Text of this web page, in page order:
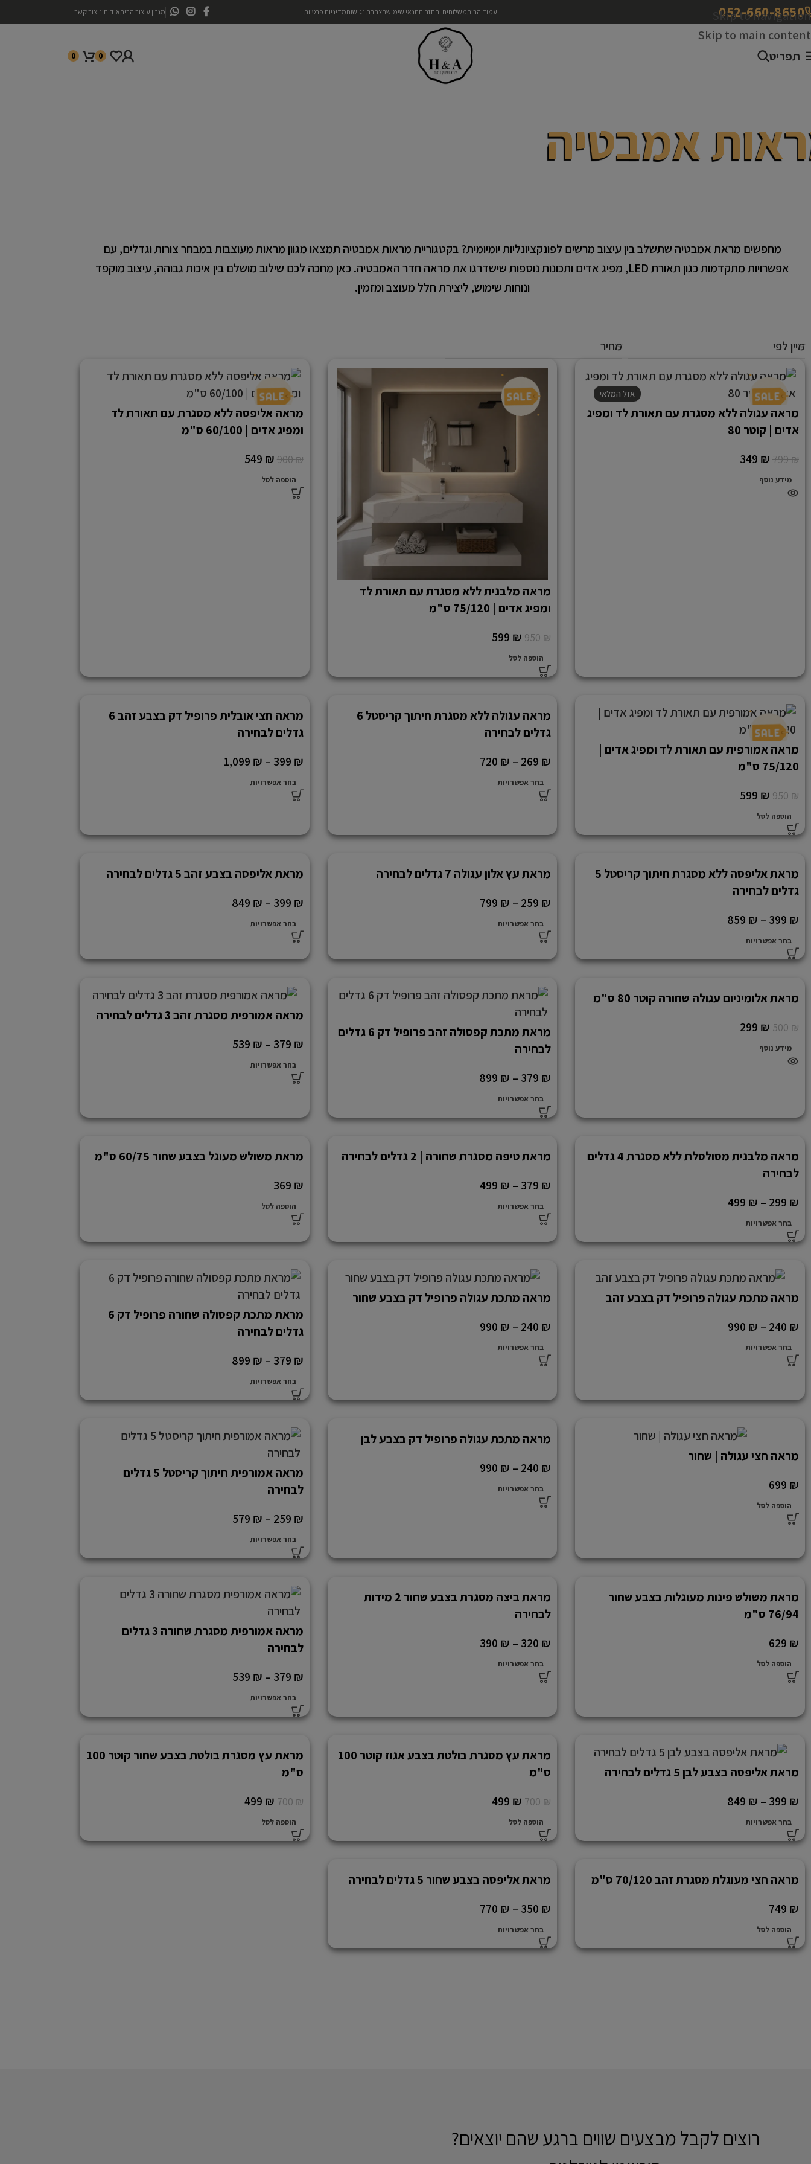
Skip to navigation
Skip to main content
052-660-8650 עמוד הביתמשלוחים והחזרותתנאי שימושהצהרת נגישותמדיניות פרטיות מגזין עיצוב הביתאודותינוצור קשר
תפריט 0
0
אמבטיה
מחפשים מראת אמבטיה שתשלב בין עיצוב מרשים לפונקציונליות יומיומית? בקטגוריית מראות אמבטיה תמצאו מגוון מראות מעוצבות במבחר צורות וגדלים, עם
אפשרויות מתקדמות כגון תאורת LED, מפיג אדים ותכונות נוספות שישדרגו את מראה חדר האמבטיה. כאן מחכה לכם שילוב מושלם בין איכות גבוהה, עיצוב מוקפד
ונוחות שימוש, ליצירת חלל מעוצב ומזמין.
מיין לפי מחיר
אזל המלאי
מראה עגולה ללא מסגרת עם תאורת לד ומפיג
אדים | קוטר 80
799₪
349 ₪
מידע נוסף
מראה מלבנית ללא מסגרת עם תאורת לד
ומפיג אדים | 75/120 ס"מ
950₪
599 ₪
הוספה לסל
מראה אליפסה ללא מסגרת עם תאורת לד
ומפיג אדים | 60/100 ס"מ
900₪
549 ₪
הוספה לסל
מראה אמורפית עם תאורת לד ומפיג אדים |
75/120 ס"מ
950₪
599 ₪
הוספה לסל
מראה עגולה ללא מסגרת חיתוך קריסטל 6
גדלים לבחירה
269 ₪
–
720 ₪
בחר אפשרויות
מראה חצי אובלית פרופיל דק בצבע זהב 6
גדלים לבחירה
399 ₪
–
1,099 ₪
בחר אפשרויות
מראת אליפסה ללא מסגרת חיתוך קריסטל 5
גדלים לבחירה
399 ₪
–
859 ₪
בחר אפשרויות
מראת עץ אלון עגולה 7 גדלים לבחירה
259 ₪
–
799 ₪
בחר אפשרויות
מראת אליפסה בצבע זהב 5 גדלים לבחירה
399 ₪
–
849 ₪
בחר אפשרויות
מראת אלומיניום עגולה שחורה קוטר 80 ס"מ
500₪
299 ₪
מידע נוסף
מראת מתכת קפסולה זהב פרופיל דק 6 גדלים
לבחירה
379 ₪
–
899 ₪
בחר אפשרויות
מראה אמורפית מסגרת זהב 3 גדלים לבחירה
379 ₪
–
539 ₪
בחר אפשרויות
מראה מלבנית מסולסלת ללא מסגרת 4 גדלים
לבחירה
299 ₪
–
499 ₪
בחר אפשרויות
מראת טיפה מסגרת שחורה | 2 גדלים לבחירה
379 ₪
–
499 ₪
בחר אפשרויות
מראת משולש מעוגל בצבע שחור 60/75 ס"מ
369 ₪
הוספה לסל
מראה מתכת עגולה פרופיל דק בצבע זהב
240 ₪
–
990 ₪
בחר אפשרויות
מראה מתכת עגולה פרופיל דק בצבע שחור
240 ₪
–
990 ₪
בחר אפשרויות
מראת מתכת קפסולה שחורה פרופיל דק 6
גדלים לבחירה
379 ₪
–
899 ₪
בחר אפשרויות
מראה חצי עגולה | שחור
699 ₪
הוספה לסל
מראה מתכת עגולה פרופיל דק בצבע לבן
240 ₪
–
990 ₪
בחר אפשרויות
מראה אמורפית חיתוך קריסטל 5 גדלים
לבחירה
259 ₪
–
579 ₪
בחר אפשרויות
מראת משולש פינות מעוגלות בצבע שחור
76/94 ס"מ
629 ₪
הוספה לסל
מראת ביצה מסגרת בצבע שחור 2 מידות
לבחירה
320 ₪
–
390 ₪
בחר אפשרויות
מראה אמורפית מסגרת שחורה 3 גדלים
לבחירה
379 ₪
–
539 ₪
בחר אפשרויות
מראת אליפסה בצבע לבן 5 גדלים לבחירה
399 ₪
–
849 ₪
בחר אפשרויות
מראת עץ מסגרת בולטת בצבע אגוז קוטר 100
ס"מ
700₪
499 ₪
הוספה לסל
מראת עץ מסגרת בולטת בצבע שחור קוטר 100
ס"מ
700₪
499 ₪
הוספה לסל
מראה חצי מעוגלת מסגרת זהב 70/120 ס"מ
749 ₪
הוספה לסל
מראת אליפסה בצבע שחור 5 גדלים לבחירה
350 ₪
–
770 ₪
בחר אפשרויות
רוצים לקבל מבצעים שווים ברגע שהם יוצאים?